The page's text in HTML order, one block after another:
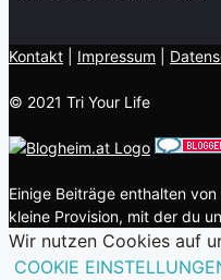
Kontakt Impressum
© 2021 Tri Your Life
Einige Beiträge enthalten
kleine Provision, mit der du
Wir nutzen Cookies auf
COOKIE